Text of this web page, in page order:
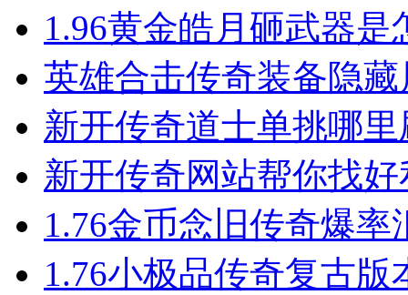
1.96黄金皓月砸武器
英雄合击​传奇装备隐
新开传奇道士单挑哪
新开传奇网站帮你找
1.76金币念旧传奇爆率
1.76小极品传奇复古